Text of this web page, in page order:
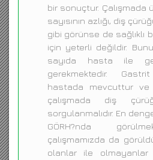
bir sonuçtur.
sayısının azlığı, diş
gibi görünse de sağlıklı
için yeterli değildir.
sayıda hasta ile
gerekmektedir.
hastada mevcuttur
çalışmada diş
sorgulanmalıdır. En
GÖRH?nda
çalışmamızda da
olanlar ile olmayanlar